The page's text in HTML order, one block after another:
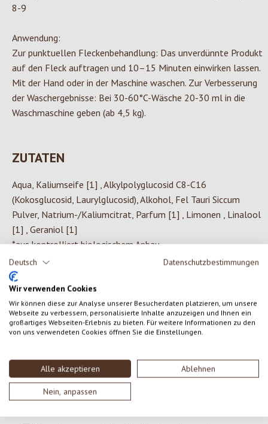
Deutsch Datenschutzbestimmungen
Wir verwenden Cookies
Wir können diese zur Analyse unserer Besucherdaten platzieren, um unsere
Webseite zu verbessern, personalisierte Inhalte anzuzeigen und Ihnen ein
großartiges Webseiten-Erlebnis zu bieten. Für weitere Informationen zu den
von uns verwendeten Cookies öffnen Sie die Einstellungen.
Alle akzeptieren Ablehnen
Nein, anpassen
8-9
Anwendung:
Zur punktuellen Fleckenbehandlung: Das unverdünnte Produkt
auf den Fleck auftragen und 10–15 Minuten einwirken lassen.
Mit der Hand oder in der Maschine waschen. Zur Verbesserung
der Waschergebnisse: Bei 30-60°C-Wäsche 20-30 ml in die
Waschmaschine geben (ab 4,5 kg).
ZUTATEN
Aqua, Kaliumseife [1] , Alkylpolyglucosid C8-C16
(Kokosglucosid, Laurylglucosid), Alkohol, Fel Tauri Siccum
Pulver, Natrium-/Kaliumcitrat, Parfum [1] , Limonen , Linalool
[1] , Geraniol [1]
*aus kontrolliert biologischem Anbau
0 von 0 Bewertungen
Teile deine Erfahrungen mit dem Produkt mit anderen Kunden.
SCHREIBE EINE BEWERTUNG